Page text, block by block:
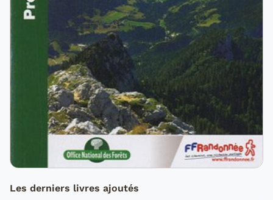
Les derniers livres ajoutés